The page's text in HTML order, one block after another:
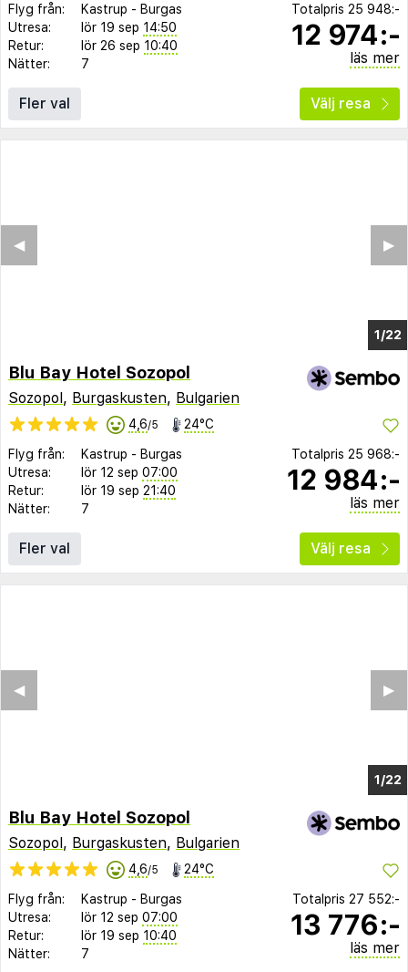
Flyg från: Kastrup - Burgas
Utresa:
lör 19 sep 14:50
Retur:
lör 26 sep 10:40
Nätter:
7
Totalpris 25 948:-
12 974:-
läs mer
Fler val Välj resa
1/14
▶︎
◀︎
Blu Bay Hotel Sozopol
Sozopol, Burgaskusten, Bulgarien
4,6/5 24°C
Flyg från: Kastrup - Burgas
Utresa:
lör 12 sep 07:00
Retur:
lör 19 sep 21:40
Nätter:
7
Totalpris 25 968:-
12 984:-
läs mer
Fler val Välj resa
1/14
▶︎
◀︎
Blu Bay Hotel Sozopol
Sozopol, Burgaskusten, Bulgarien
4,6/5 24°C
Flyg från: Kastrup - Burgas
Utresa:
lör 12 sep 07:00
Retur:
lör 19 sep 10:40
Nätter:
7
Totalpris 27 552:-
13 776:-
läs mer